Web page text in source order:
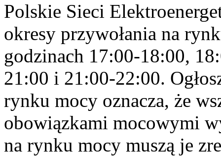
Polskie Sieci
okresy przywołania na
godzinach 17:00-18:00,
21:00 i 21:00-22:00.
rynku mocy oznacza, że
obowiązkami mocowymi
na rynku mocy muszą je